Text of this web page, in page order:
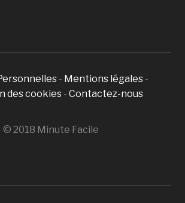
- Mentions légales -
des cookies - Contactez-nous
© 2018 Minute Facile